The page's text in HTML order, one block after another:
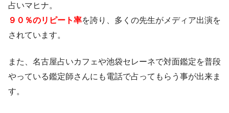
占いマヒナ。
９０％のリピート率を誇り、多くの先生がメディア出演を
されています。
また、名古屋占いカフェや池袋セレーネで対面鑑定を普段
やっている鑑定師さんにも電話で占ってもらう事が出来ま
す。